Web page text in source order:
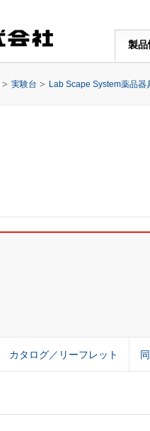
製品
実験台 Lab Scape System薬品器
カタログ／リーフレット